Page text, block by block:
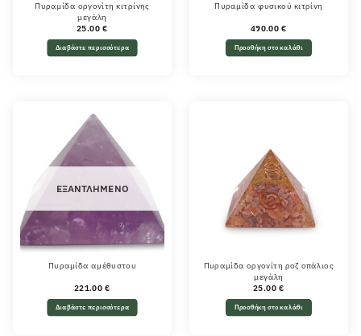
Πυραμίδα οργονίτη κιτρίνης
μεγάλη
25.00 €
Διαβάστε περισσότερα
Πυραμίδα φυσικού κιτρίνη
490.00 €
Προσθήκη στο καλάθι
ΕΞΑΝΤΛΗΜΈΝΟ
Πυραμίδα αμέθυστου
221.00 €
Διαβάστε περισσότερα
Πυραμίδα οργονίτη ροζ οπάλιος
μεγάλη
25.00 €
Προσθήκη στο καλάθι